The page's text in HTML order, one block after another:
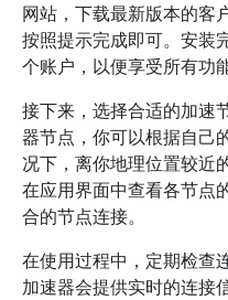
网站，下载最新版本的客
按照提示完成即可。安装
个账户，以便享受所有功能
接下来，选择合适的加速
器节点，你可以根据自己
况下，离你地理位置较近
在应用界面中查看各节点
合的节点连接。
在使用过程中，定期检查
加速器会提供实时的连接